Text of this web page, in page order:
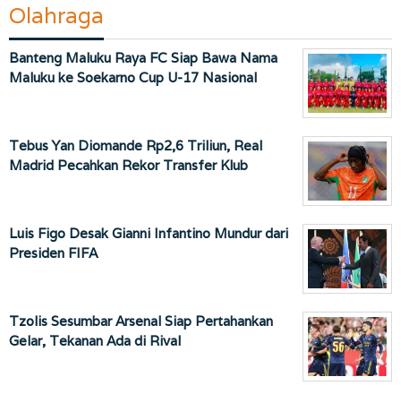
Olahraga
Banteng Maluku Raya FC Siap Bawa Nama
Maluku ke Soekarno Cup U-17 Nasional
Tebus Yan Diomande Rp2,6 Triliun, Real
Madrid Pecahkan Rekor Transfer Klub
Luis Figo Desak Gianni Infantino Mundur dari
Presiden FIFA
Tzolis Sesumbar Arsenal Siap Pertahankan
Gelar, Tekanan Ada di Rival